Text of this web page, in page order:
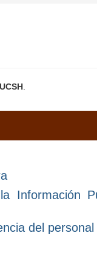
Información
del